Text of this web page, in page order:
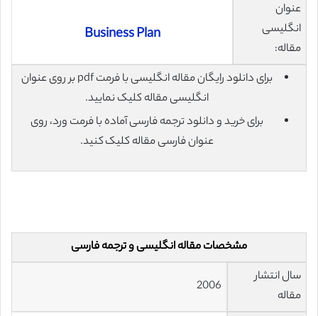
عنوان
انگلیسی
مقاله:
Business Plan
برای دانلود رایگان مقاله انگلیسی با فرمت pdf بر روی عنوان
انگلیسی مقاله کلیک نمایید.
برای خرید و دانلود ترجمه فارسی آماده با فرمت ورد، روی
عنوان فارسی مقاله کلیک کنید.
مشخصات مقاله انگلیسی و ترجمه فارسی
سال انتشار
مقاله
2006